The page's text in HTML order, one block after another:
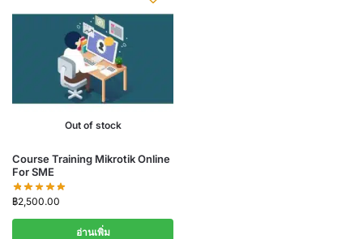
Out of stock
Course Training Mikrotik Online
For SME
฿2,500.00
อ่านเพิ่ม